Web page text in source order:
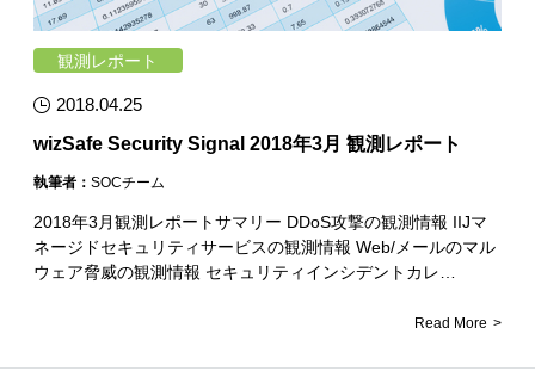
観測レポート
2018.04.25
wizSafe Security Signal 2018年3月 観測レポート
執筆者： SOCチーム
2018年3月観測レポートサマリー DDoS攻撃の観測情報 IIJマ
ネージドセキュリティサービスの観測情報 Web/メールのマル
ウェア脅威の観測情報 セキュリティインシデントカレ…
Read More